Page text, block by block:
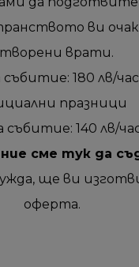
ви
врати.
180 лв/
празници
събитие: 140 лв/
сме тук да
ще ви
оферта.